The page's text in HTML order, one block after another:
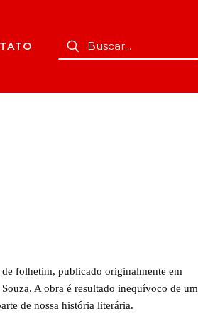
folhetim, publicado originalmente em
A obra é resultado inequívoco de um
de nossa história literária.